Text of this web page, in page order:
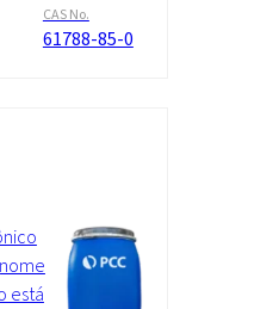
CAS No.
61788-85-0
está